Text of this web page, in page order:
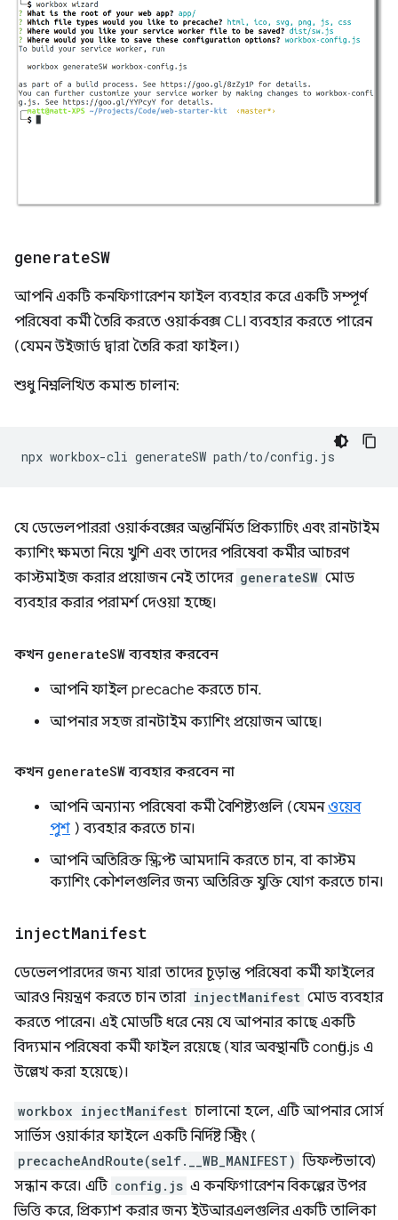
generateSW
আপনি একটি কনফিগারেশন ফাইল ব্যবহার করে একটি সম্পূর্ণ
পরিষেবা কর্মী তৈরি করতে ওয়ার্কবক্স CLI ব্যবহার করতে পারেন
(যেমন উইজার্ড দ্বারা তৈরি করা ফাইল।)
শুধু নিম্নলিখিত কমান্ড চালান:
npx workbox-cli generateSW
যে ডেভেলপাররা ওয়ার্কবক্সের অন্তর্নির্মিত প্রিক্যাচিং এবং রানটাইম
ক্যাশিং ক্ষমতা নিয়ে খুশি এবং তাদের পরিষেবা কর্মীর আচরণ
কাস্টমাইজ করার প্রয়োজন নেই তাদের generateSW মোড
ব্যবহার করার পরামর্শ দেওয়া হচ্ছে।
কখন generateSW ব্যবহার করবেন
আপনি ফাইল precache করতে চান.
আপনার সহজ রানটাইম ক্যাশিং প্রয়োজন আছে।
কখন generateSW ব্যবহার করবেন না
আপনি অন্যান্য পরিষেবা কর্মী বৈশিষ্ট্যগুলি (যেমনওয়েব
পুশ ) ব্যবহার করতে চান।
আপনি অতিরিক্ত স্ক্রিপ্ট আমদানি করতে চান, বা কাস্টম
ক্যাশিং কৌশলগুলির জন্য অতিরিক্ত যুক্তি যোগ করতে চান।
injectManifest
ডেভেলপারদের জন্য যারা তাদের চূড়ান্ত পরিষেবা কর্মী ফাইলের
আরও নিয়ন্ত্রণ করতে চান তারা injectManifest মোড ব্যবহার
করতে পারেন। এই মোডটি ধরে নেয় যে আপনার কাছে একটি
বিদ্যমান পরিষেবা কর্মী ফাইল রয়েছে (যার অবস্থানটি config.js এ
উল্লেখ করা হয়েছে)।
workbox injectManifest চালানো হলে, এটি আপনার সোর্স
সার্ভিস ওয়ার্কার ফাইলে একটি নির্দিষ্ট স্ট্রিং (
precacheAndRoute(self.__WB_MANIFEST) ডিফল্টভাবে)
সন্ধান করে। এটি config.js এ কনফিগারেশন বিকল্পের উপর
ভিত্তি করে, প্রিক্যাশ করার জন্য ইউআরএলগুলির একটি তালিকা